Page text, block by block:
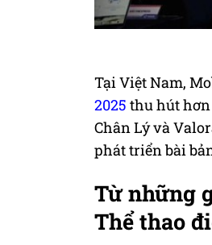
Tại Việt Nam,
2025 thu hút hơn
Chân Lý và
phát triển bài
Từ những
Thể thao